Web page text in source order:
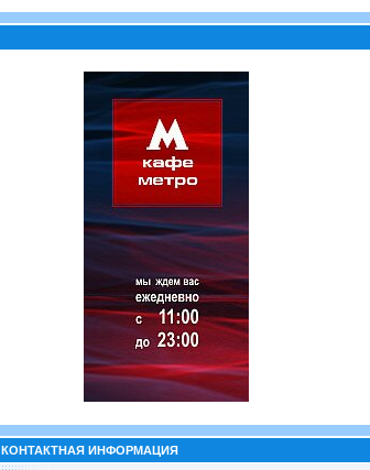
КОНТАКТНАЯ ИНФОРМАЦИЯ